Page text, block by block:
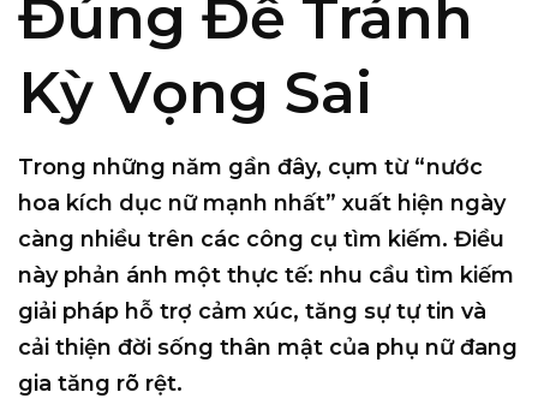
Đúng Để Tránh
Kỳ Vọng Sai
Trong những năm gần đây, cụm từ “nước
hoa kích dục nữ mạnh nhất” xuất hiện ngày
càng nhiều trên các công cụ tìm kiếm. Điều
này phản ánh một thực tế: nhu cầu tìm kiếm
giải pháp hỗ trợ cảm xúc, tăng sự tự tin và
cải thiện đời sống thân mật của phụ nữ đang
gia tăng rõ rệt.